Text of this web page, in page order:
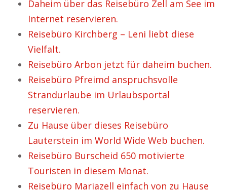
Daheim über das Reisebüro Zell am See im
Internet reservieren.
Reisebüro Kirchberg – Leni liebt diese
Vielfalt.
Reisebüro Arbon jetzt für daheim buchen.
Reisebüro Pfreimd anspruchsvolle
Strandurlaube im Urlaubsportal
reservieren.
Zu Hause über dieses Reisebüro
Lauterstein im World Wide Web buchen.
Reisebüro Burscheid 650 motivierte
Touristen in diesem Monat.
Reisebüro Mariazell einfach von zu Hause